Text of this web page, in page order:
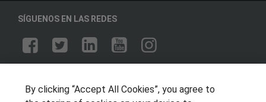
SÍGUENOS EN LAS REDES
Muro de los idiomas
By clicking “Accept All Cookies”, you agree to